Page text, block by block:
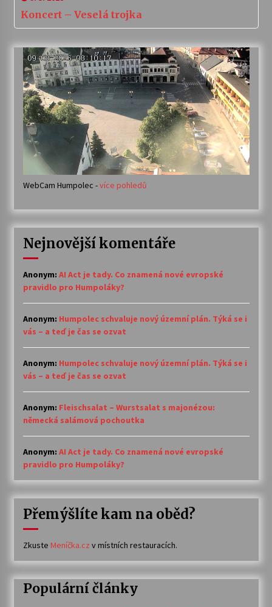
Koncert – Veselá trojka
WebCam Humpolec -více pohledů
Nejnovější komentáře
Anonym: AI Act je tady. Co znamená nové evropské
pravidlo pro Humpoláky?
Anonym: Humpolec schvaluje nový územní plán. Týká se i
vás – a teď je čas se ozvat
Anonym: Humpolec schvaluje nový územní plán. Týká se i
vás – a teď je čas se ozvat
Anonym: Fleischsalat – Wurstsalat s majonézou:
německá salámová pochoutka
Anonym: AI Act je tady. Co znamená nové evropské
pravidlo pro Humpoláky?
Přemýšlíte kam na oběd?
Zkuste Meníčka.cz v místních restauracích.
Populární články